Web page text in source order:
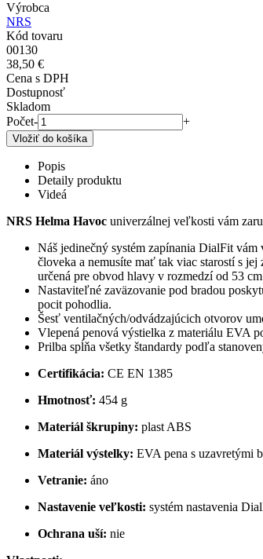
Výrobca
NRS
Kód tovaru
00130
38,50 €
Cena s DPH
Dostupnosť
Skladom
Počet- +
Popis
Detaily produktu
Videá
NRS Helma Havoc univerzálnej veľkosti vám
Náš jedinečný systém zapínania DialFit
človeka a nemusíte mať tak viac starostí s
určená pre obvod hlavy v rozmedzí od 53
Nastaviteľné zaväzovanie pod bradou
pocit pohodlia.
Šesť ventilačných/odvádzajúcich otvorov
Vlepená penová výstielka z materiálu EVA
Prilba spĺňa všetky štandardy podľa
Certifikácia: CE EN 1385
Hmotnosť: 454 g
Materiál škrupiny: plast ABS
Materiál výstelky: EVA pena s uzavretými
Vetranie: áno
Nastavenie veľkosti: systém nastavenia
Ochrana uší: nie